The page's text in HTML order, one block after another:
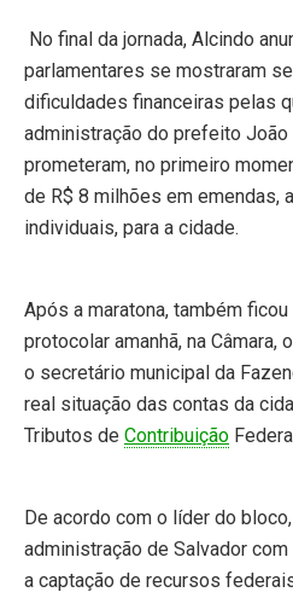
No final da jornada, Alcindo
parlamentares se mostraram
dificuldades financeiras pelas
administração do prefeito João
prometeram, no primeiro
de R$ 8 milhões em emendas,
individuais, para a cidade.
Após a maratona, também
protocolar amanhã, na Câmara,
o secretário municipal da
real situação das contas da
Tributos de Contribuição
De acordo com o líder do
administração de Salvador
a captação de recursos